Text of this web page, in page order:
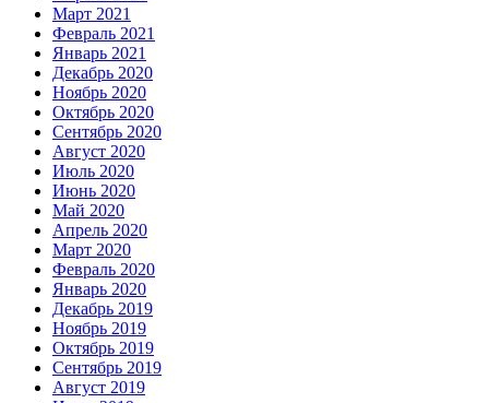
Март 2021
Февраль 2021
Январь 2021
Декабрь 2020
Ноябрь 2020
Октябрь 2020
Сентябрь 2020
Август 2020
Июль 2020
Июнь 2020
Май 2020
Апрель 2020
Март 2020
Февраль 2020
Январь 2020
Декабрь 2019
Ноябрь 2019
Октябрь 2019
Сентябрь 2019
Август 2019